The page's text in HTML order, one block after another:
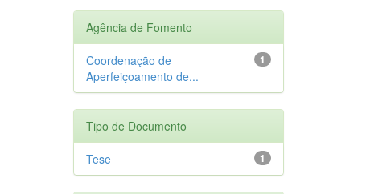
Agência de Fomento
1
Coordenação de
Aperfeiçoamento de...
Tipo de Documento
1
Tese